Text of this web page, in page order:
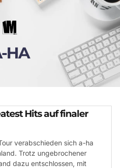
HA
Hits auf finaler
verabschieden sich a-ha
Trotz ungebrochener
dazu entschlossen, mit